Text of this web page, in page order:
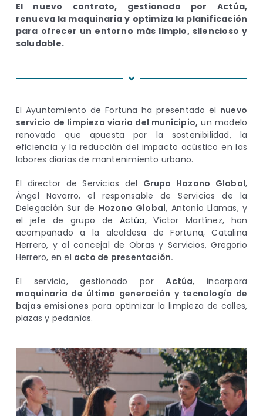
El nuevo contrato, gestionado por Actúa,
renueva la maquinaria y optimiza la planificación
para ofrecer un entorno más limpio, silencioso y
saludable.
El Ayuntamiento de Fortuna ha presentado el nuevo
servicio de limpieza viaria del municipio, un modelo
renovado que apuesta por la sostenibilidad, la
eficiencia y la reducción del impacto acústico en las
labores diarias de mantenimiento urbano.
El director de Servicios del Grupo Hozono Global,
Ángel Navarro, el responsable de Servicios de la
Delegación Sur de Hozono Global, Antonio Llamas, y
el jefe de grupo de Actúa, Víctor Martínez, han
acompañado a la alcaldesa de Fortuna, Catalina
Herrero, y al concejal de Obras y Servicios, Gregorio
Herrero, en el acto de presentación.
El servicio, gestionado porActúa, incorpora
maquinaria de última generación y tecnología de
bajas emisiones para optimizar la limpieza de calles,
plazas y pedanías.